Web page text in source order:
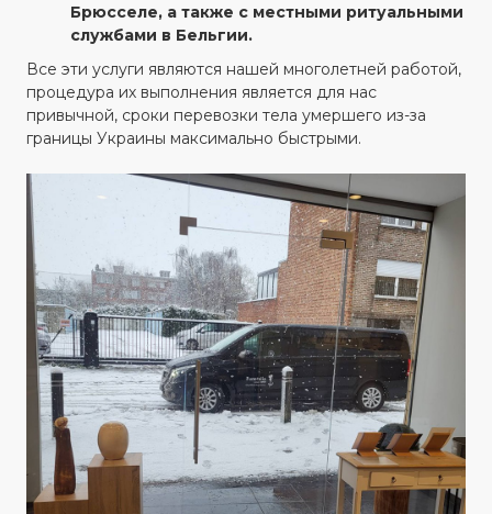
Брюсселе, а также с местными ритуальными
службами в Бельгии.
Все эти услуги являются нашей многолетней работой,
процедура их выполнения является для нас
привычной, сроки перевозки тела умершего из-за
границы Украины максимально быстрыми.